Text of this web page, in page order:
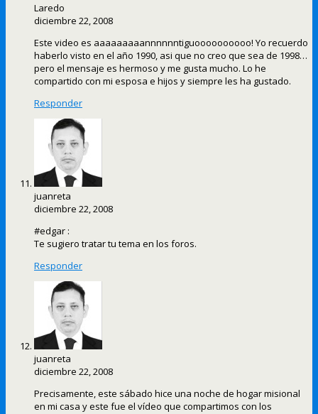
Laredo
diciembre 22, 2008
Este video es aaaaaaaaannnnnntiguoooooooooo! Yo recuerdo
haberlo visto en el año 1990, asi que no creo que sea de 1998…
pero el mensaje es hermoso y me gusta mucho. Lo he
compartido con mi esposa e hijos y siempre les ha gustado.
Responder
juanreta
diciembre 22, 2008
#edgar :
Te sugiero tratar tu tema en los foros.
Responder
juanreta
diciembre 22, 2008
Precisamente, este sábado hice una noche de hogar misional
en mi casa y este fue el vídeo que compartimos con los